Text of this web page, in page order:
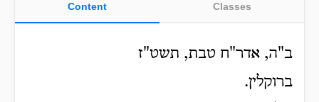
Content Classes
ב"ה, אדר"ח טבת, תשט"ז
ברוקלין.